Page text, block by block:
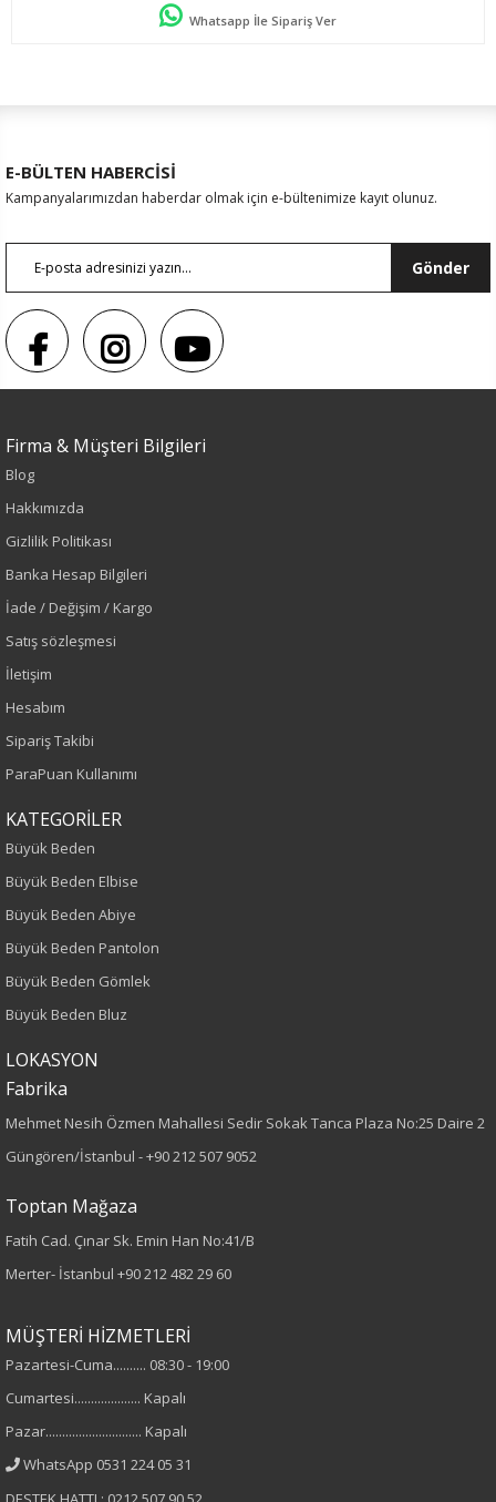
Sezon : KIŞLIK
Renk
Siyah
Sezon
Sonbahar-Kış
Yaş Grubu
Kalıp
Büyük Beden
Boy
115
Dokuma
Düz
Kumaş
Cinsiyet
Kadın
Whatsapp İle Sipariş Ver
E-BÜLTEN HABERCİSİ
Kampanyalarımızdan haberdar olmak için e-bültenimize kayıt olunuz.
Gönder
Firma & Müşteri Bilgileri
Blog
Hakkımızda
Gizlilik Politikası
Banka Hesap Bilgileri
İade / Değişim / Kargo
Satış sözleşmesi
İletişim
Hesabım
Sipariş Takibi
ParaPuan Kullanımı
KATEGORİLER
Büyük Beden
Büyük Beden Elbise
Büyük Beden Abiye
Büyük Beden Pantolon
Büyük Beden Gömlek
Büyük Beden Bluz
LOKASYON
Fabrika
Mehmet Nesih Özmen Mahallesi Sedir Sokak Tanca Plaza No:25 Daire 2
Güngören/İstanbul -+90 212 507 9052
Toptan Mağaza
Fatih Cad. Çınar Sk. Emin Han No:41/B
Merter- İstanbul +90 212 482 29 60
MÜŞTERİ HİZMETLERİ
Pazartesi-Cuma.......... 08:30 - 19:00
Cumartesi.................... Kapalı
Pazar............................. Kapalı
WhatsApp 0531 224 05 31